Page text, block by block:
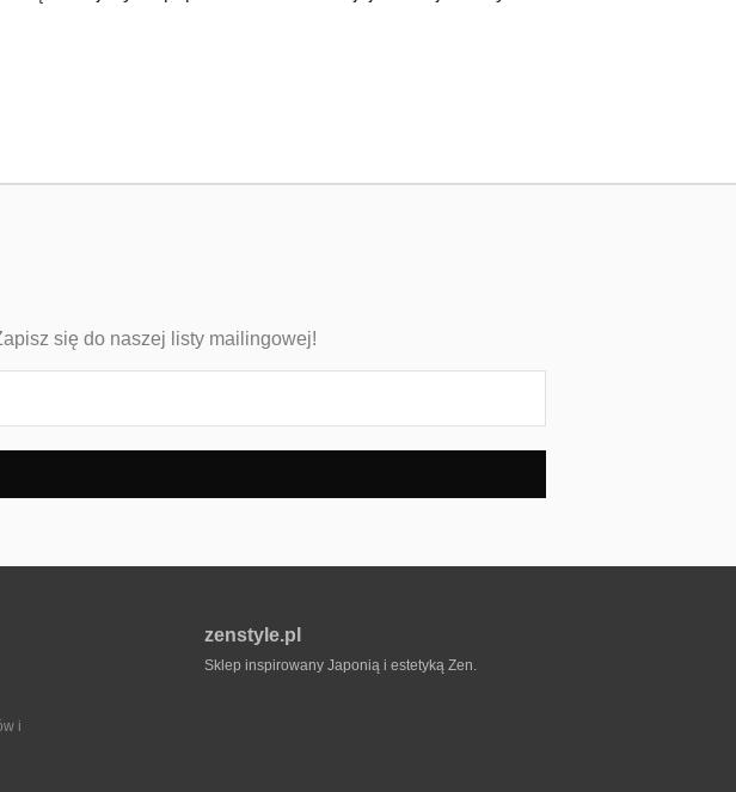
się do naszej listy mailingowej!
i
zenstyle.pl
Sklep inspirowany Japonią i estetyką Zen.